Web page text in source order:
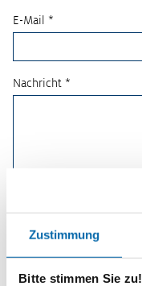
Zustimmung
Bitte stimmen Sie zu!
E-Mail *
Nachricht *